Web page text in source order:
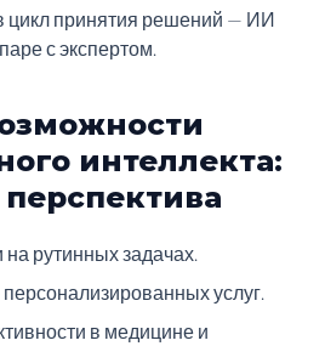
цикл принятия решений — ИИ
с экспертом.
интеллекта:
рутинных задачах.
услуг.
в медицине и